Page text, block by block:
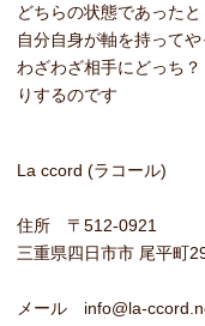
どちらの状態であったと
自分自身が軸を持って
わざわざ相手にどっち
りするのです
La ccord (ラコール)
住所 〒512-0921
三重県四日市市 尾平町
メール info@la-